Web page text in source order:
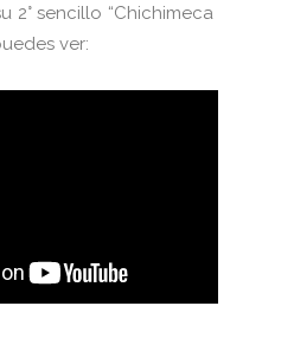
2° sencillo “Chichimeca
ver: